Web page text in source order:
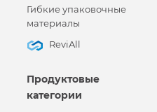
Гибкие упаковочные
материалы
ReviAll
Продуктовые
категории